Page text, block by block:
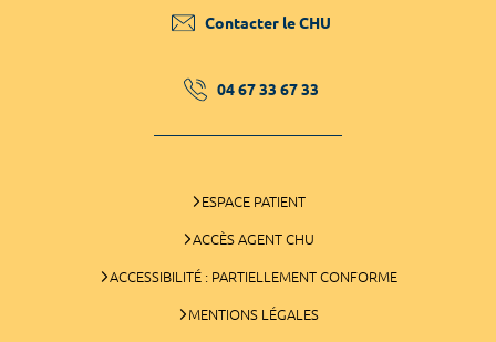
Contacter le CHU
04 67 33 67 33
ESPACE PATIENT
ACCÈS AGENT CHU
ACCESSIBILITÉ : PARTIELLEMENT CONFORME
MENTIONS LÉGALES